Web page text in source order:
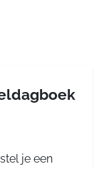
je een